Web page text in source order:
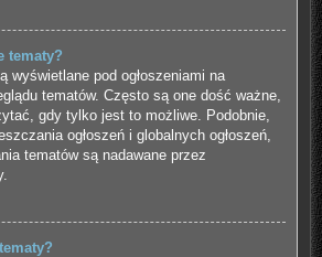
tematy?
wyświetlane pod ogłoszeniami na
tematów. Często są one dość ważne,
gdy tylko jest to możliwe. Podobnie,
ogłoszeń i globalnych ogłoszeń,
tematów są nadawane przez